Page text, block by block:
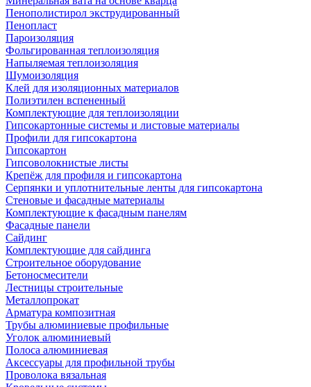
Пенополистирол экструдированный
Пенопласт
Пароизоляция
Фольгированная теплоизоляция
Напыляемая теплоизоляция
Шумоизоляция
Клей для изоляционных материалов
Полиэтилен вспененный
Комплектующие для теплоизоляции
Гипсокартонные системы и листовые материалы
Профили для гипсокартона
Гипсокартон
Гипсоволокнистые листы
Крепёж для профиля и гипсокартона
Серпянки и уплотнительные ленты для гипсокартона
Стеновые и фасадные материалы
Комплектующие к фасадным панелям
Фасадные панели
Сайдинг
Комплектующие для сайдинга
Строительное оборудование
Бетоносмесители
Лестницы строительные
Металлопрокат
Арматура композитная
Трубы алюминиевые профильные
Уголок алюминиевый
Полоса алюминиевая
Аксессуары для профильной трубы
Проволока вязальная